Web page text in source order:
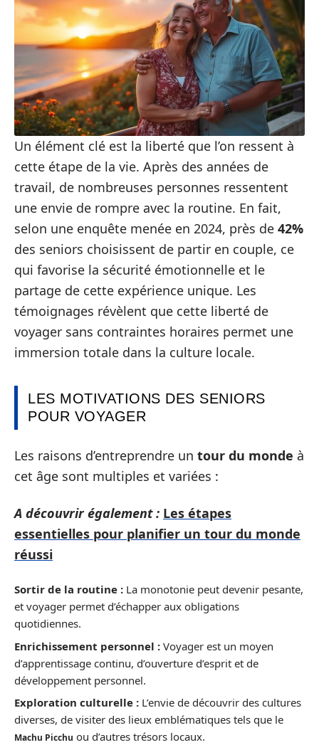
Un élément clé est la liberté que l’on ressent à
cette étape de la vie. Après des années de
travail, de nombreuses personnes ressentent
une envie de rompre avec la routine. En fait,
selon une enquête menée en 2024, près de 42%
des seniors choisissent de partir en couple, ce
qui favorise la sécurité émotionnelle et le
partage de cette expérience unique. Les
témoignages révèlent que cette liberté de
voyager sans contraintes horaires permet une
immersion totale dans la culture locale.
LES MOTIVATIONS DES SENIORS
POUR VOYAGER
Les raisons d’entreprendre un tour du monde à
cet âge sont multiples et variées :
A découvrir également : Les étapes
essentielles pour planifier un tour du monde
réussi
Sortir de la routine : La monotonie peut devenir pesante,
et voyager permet d’échapper aux obligations
quotidiennes.
Enrichissement personnel : Voyager est un moyen
d’apprentissage continu, d’ouverture d’esprit et de
développement personnel.
Exploration culturelle : L’envie de découvrir des cultures
diverses, de visiter des lieux emblématiques tels que le
Machu Picchu ou d’autres trésors locaux.